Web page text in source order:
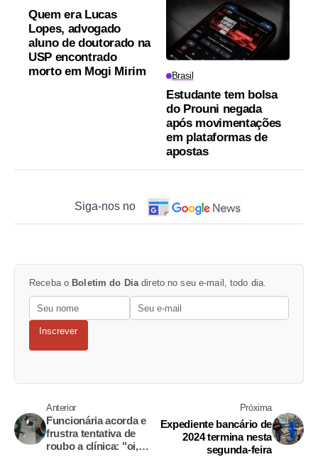
Quem era Lucas
Lopes, advogado
aluno de doutorado na
USP encontrado
morto em Mogi Mirim
Brasil
Estudante tem bolsa
do Prouni negada
após movimentações
em plataformas de
apostas
Siga-nos no
Receba o Boletim do Dia direto no seu e-mail, todo dia.
Inscrever
Anterior
Funcionária acorda e
frustra tentativa de
roubo a clínica: "oi,
Próxima
Expediente bancário de
2024 termina nesta
segunda-feira